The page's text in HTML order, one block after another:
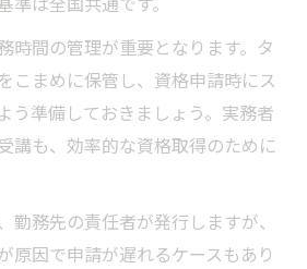
時間の管理が重要となります。タ
こまめに保管し、資格申請時にス
う準備しておきましょう。実務者
講も、効率的な資格取得のために
勤務先の責任者が発行しますが、
原因で申請が遅れるケースもあり